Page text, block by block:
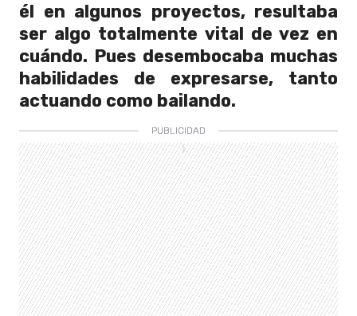
él en algunos proyectos, resultaba
ser algo totalmente vital de vez en
cuándo. Pues desembocaba muchas
habilidades de expresarse, tanto
actuando como bailando.